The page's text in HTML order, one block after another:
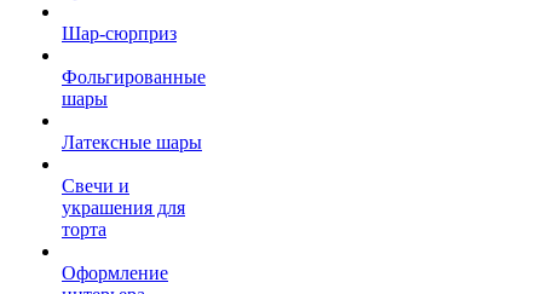
Шар-сюрприз
Фольгированные
шары
Латексные шары
Свечи и
украшения для
торта
Оформление